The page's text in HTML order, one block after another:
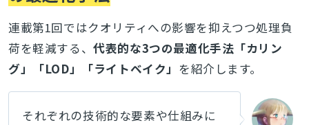
連載第1回ではクオリティへの影響を抑えつつ処理負
荷を軽減する、代表的な3つの最適化手法「カリン
グ」「LOD」「ライトベイク」 を紹介します。
それぞれの技術的な要素や仕組みに